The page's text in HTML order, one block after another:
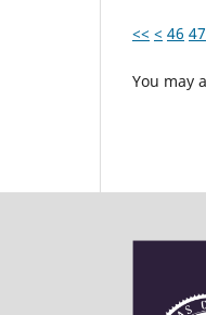
<< < 46 47
You may